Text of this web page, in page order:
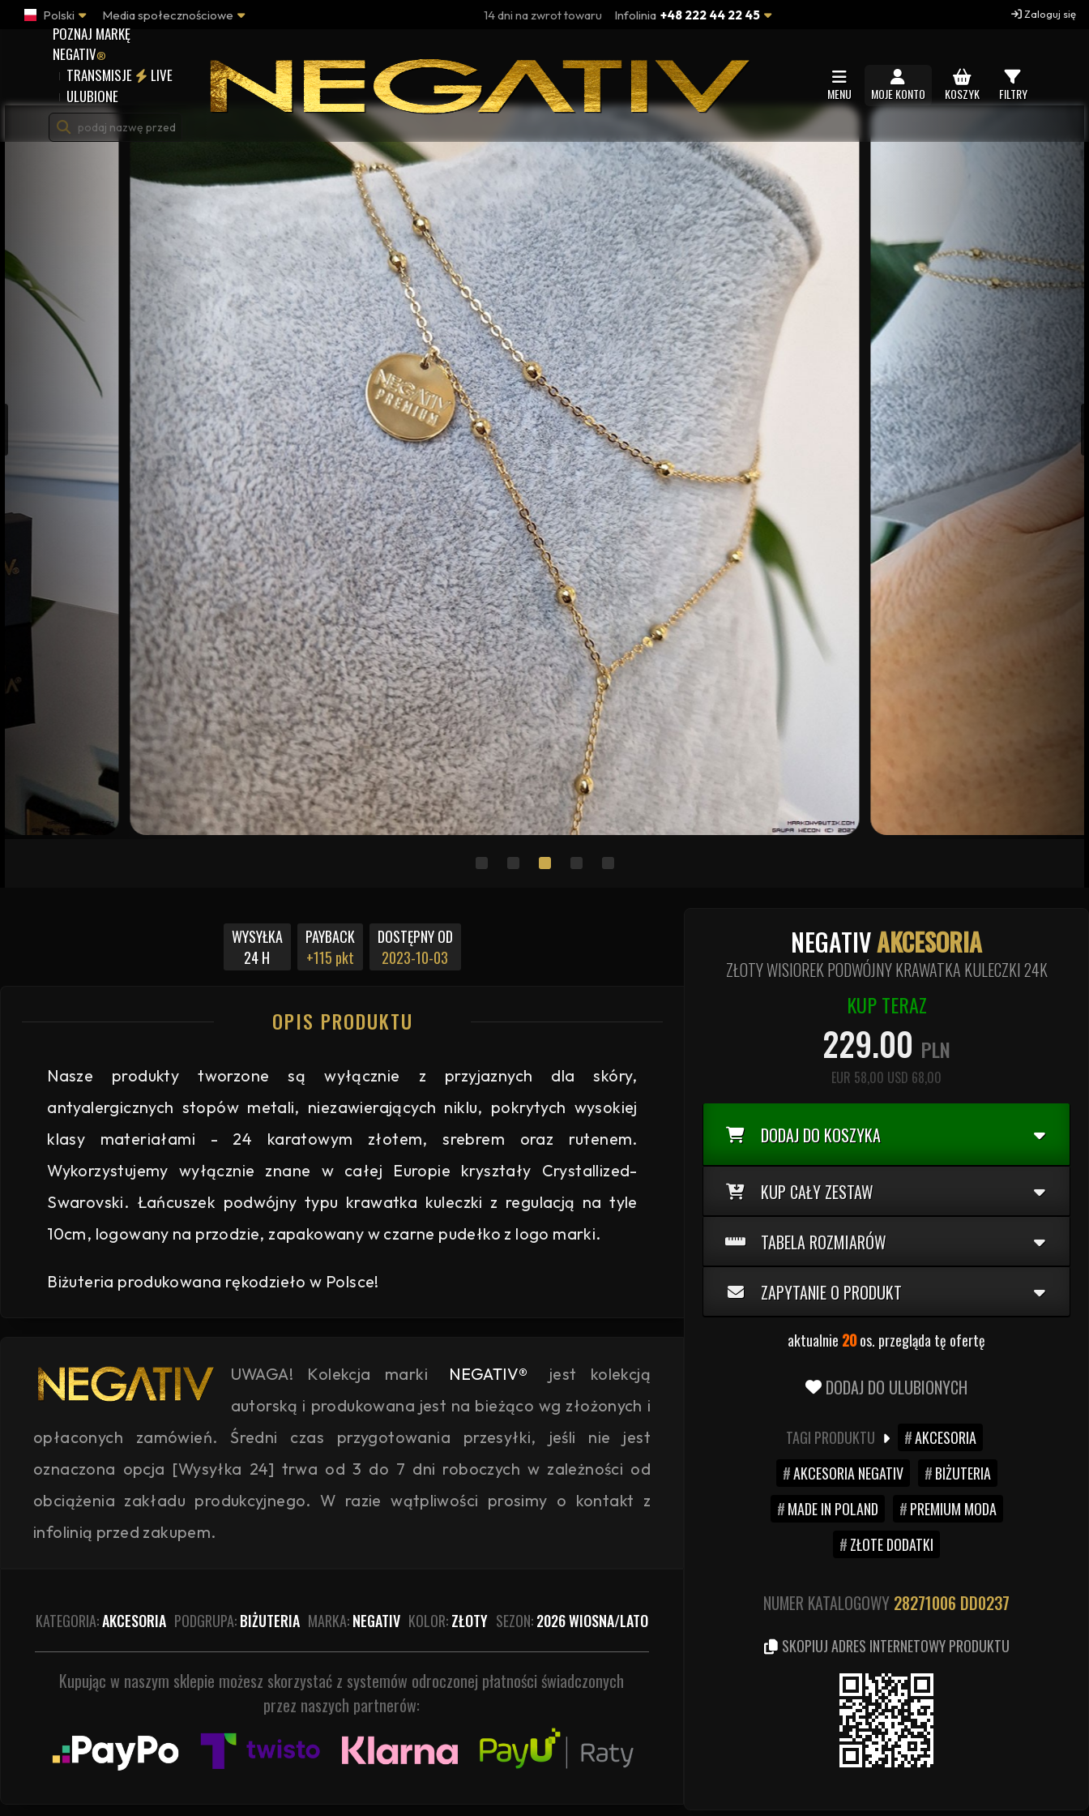
Polski Media społecznościowe 14 dni na zwrot towaru Infolinia +48 222 44 22 45 Zaloguj się
POZNAJ MARKĘ
NEGATIV®
TRANSMISJE
LIVE
ULUBIONE
MENU MOJE KONTO KOSZYK FILTRY
WYSYŁKA
24 H
PAYBACK
+115 pkt
DOSTĘPNY OD
2023-10-03
OPIS PRODUKTU
Nasze produkty tworzone są wyłącznie z przyjaznych dla skóry,
antyalergicznych stopów metali, niezawierających niklu, pokrytych wysokiej
klasy materiałami - 24 karatowym złotem, srebrem oraz rutenem.
Wykorzystujemy wyłącznie znane w całej Europie kryształy Crystallized-
Swarovski. Łańcuszek podwójny typu krawatka kuleczki z regulacją na tyle
10cm, logowany na przodzie, zapakowany w czarne pudełko z logo marki.
Biżuteria produkowana rękodzieło w Polsce!
UWAGA! Kolekcja marki NEGATIV®
jest kolekcją
autorską i produkowana jest na bieżąco wg złożonych i
opłaconych zamówień. Średni czas przygotowania przesyłki, jeśli nie jest
oznaczona opcja [Wysyłka 24] trwa od 3 do 7 dni roboczych w zależności od
obciążenia zakładu produkcyjnego. W razie wątpliwości prosimy o kontakt z
infolinią przed zakupem.
KATEGORIA:AKCESORIA PODGRUPA:BIŻUTERIA MARKA:NEGATIV KOLOR:ZŁOTY SEZON:2026 WIOSNA/LATO
Kupując w naszym sklepie możesz skorzystać z systemów odroczonej płatności świadczonych
przez naszych partnerów:
NEGATIVAKCESORIA
ZŁOTY WISIOREK PODWÓJNY KRAWATKA KULECZKI 24K
KUP TERAZ
229.00 PLN
EUR 58,00 USD 68,00
DODAJ DO KOSZYKA
KUP CAŁY ZESTAW
TABELA ROZMIARÓW
ZAPYTANIE O PRODUKT
aktualnie 20os. przegląda tę ofertę
DODAJ DO ULUBIONYCH
TAGI PRODUKTU
AKCESORIA
AKCESORIA NEGATIV
BIŻUTERIA
MADE IN POLAND
PREMIUM MODA
ZŁOTE DODATKI
NUMER KATALOGOWY 28271006 DD0237
SKOPIUJ ADRES INTERNETOWY PRODUKTU